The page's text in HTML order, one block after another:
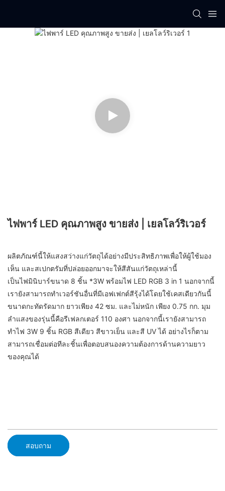
ไฟพาร์ LED คุณภาพสูง ขายส่ง | เยลโลว์ริเวอร์
ผลิตภัณฑ์นี้ให้แสงสว่างแก่วัตถุได้อย่างมีประสิทธิภาพเพื่อให้ผู้ใช้มอง
เห็น และสเปกตรัมที่ปล่อยออกมาจะให้สีสันแก่วัตถุเหล่านี้
เป็นไฟมินิบาร์ขนาด 8 ชิ้น *3W พร้อมไฟ LED RGB 3 in 1 นอกจากนี้
เรายังสามารถทำเวอร์ชันอื่นที่มีเอฟเฟกต์สีรุ้งได้โดยใช้เคสเดียวกันนี้
ขนาดกะทัดรัดมาก ยาวเพียง 42 ซม. และไม่หนัก เพียง 0.75 กก. มุม
ลำแสงของรุ่นนี้คือรีเฟลกเตอร์ 110 องศา นอกจากนี้เรายังสามารถ
ทำไฟ 3W 9 ชิ้น RGB สีเดียว สีขาวเย็น และสี UV ได้ อย่างไรก็ตาม
สามารถเชื่อมต่อทีละชิ้นเพื่อตอบสนองความต้องการด้านความยาว
ของคุณได้
สอบถาม